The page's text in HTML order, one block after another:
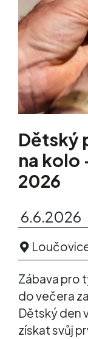
Dětský
na kolo
2026
6.6.2026
Zábava pro
do večera
Dětský den
získat svůj